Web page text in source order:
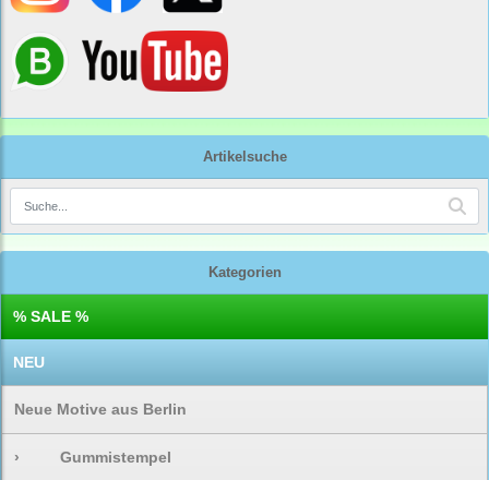
Artikelsuche
Kategorien
% SALE %
NEU
Neue Motive aus Berlin
› Gummistempel